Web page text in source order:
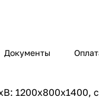
Документы
1200х800х1400,